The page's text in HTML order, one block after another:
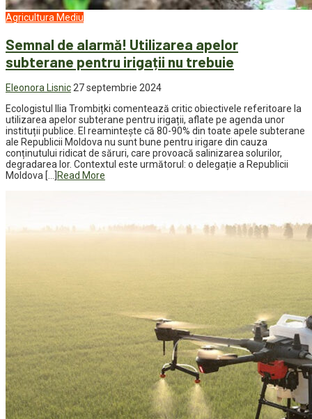
Agricultura Mediu
Semnal de alarmă! Utilizarea apelor
subterane pentru irigații nu trebuie
Eleonora Lisnic 27 septembrie 2024
Ecologistul Ilia Trombițki comentează critic obiectivele referitoare la
utilizarea apelor subterane pentru irigații, aflate pe agenda unor
instituții publice. El reamintește că 80-90% din toate apele subterane
ale Republicii Moldova nu sunt bune pentru irigare din cauza
conținutului ridicat de săruri, care provoacă salinizarea solurilor,
degradarea lor. Contextul este următorul: o delegație a Republicii
Moldova […]
Read More